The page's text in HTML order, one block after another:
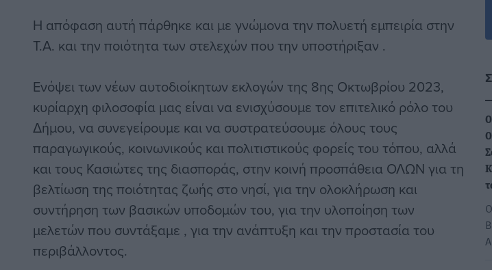
Η απόφαση αυτή πάρθηκε και με γνώμονα την πολυετή εμπειρία στην
Τ.Α. και την ποιότητα των στελεχών που την υποστήριξαν .
Ενόψει των νέων αυτοδιοίκητων εκλογών της 8ης Οκτωβρίου 2023,
κυρίαρχη φιλοσοφία μας είναι να ενισχύσουμε τον επιτελικό ρόλο του
Δήμου, να συνεγείρουμε και να συστρατεύσουμε όλους τους
παραγωγικούς, κοινωνικούς και πολιτιστικούς φορείς του τόπου, αλλά
και τους Κασιώτες της διασποράς, στην κοινή προσπάθεια ΟΛΩΝ για τη
βελτίωση της ποιότητας ζωής στο νησί, για την ολοκλήρωση και
συντήρηση των βασικών υποδομών του, για την υλοποίηση των
μελετών που συντάξαμε , για την ανάπτυξη και την προστασία του
περιβάλλοντος.